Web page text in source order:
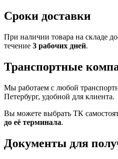
Сроки доставки
При наличии товара на складе
течение 3 рабочих дней.
Транспортные
Мы работаем с любой
Петербург, удобной для клиента.
Вы можете выбрать ТК
до её терминала.
Документы для